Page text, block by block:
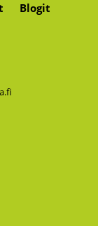
Blogit